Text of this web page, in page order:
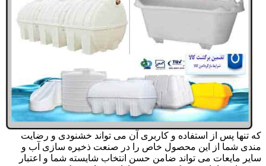
که تنها پس از استفاده و کاربری آن می تواند خشنودی و رضایت
مندی شما از این محصول خاص را در صنعت ذخیره سازی آب و
سایر مایعات می تواند ضامن حسن انتخاب شایسته شما و اعتبار